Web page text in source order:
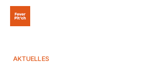
AKTUELLES